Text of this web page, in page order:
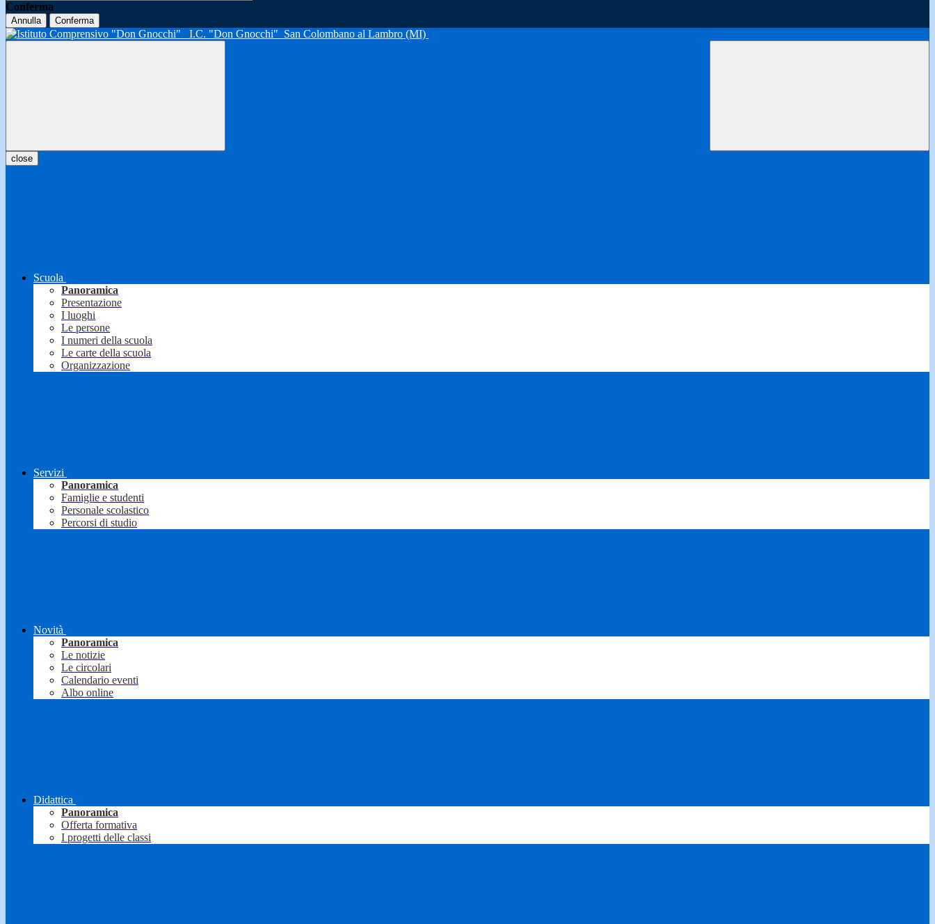
Conferma
Annulla Conferma
I.C. "Don Gnocchi" San Colombano al Lambro (MI)
close
Scuola
Panoramica
Presentazione
I luoghi
Le persone
I numeri della scuola
Le carte della scuola
Organizzazione
Servizi
Panoramica
Famiglie e studenti
Personale scolastico
Percorsi di studio
Novità
Panoramica
Le notizie
Le circolari
Calendario eventi
Albo online
Didattica
Panoramica
Offerta formativa
I progetti delle classi